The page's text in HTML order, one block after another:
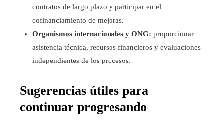
contratos de largo plazo y participar en el
cofinanciamiento de mejoras.
Organismos internacionales y ONG: proporcionar
asistencia técnica, recursos financieros y evaluaciones
independientes de los procesos.
Sugerencias útiles para
continuar progresando